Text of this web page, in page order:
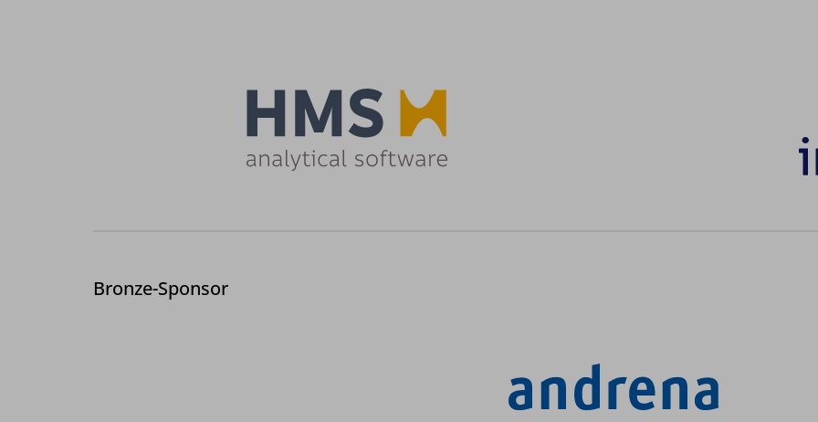
Bronze-Sponsor